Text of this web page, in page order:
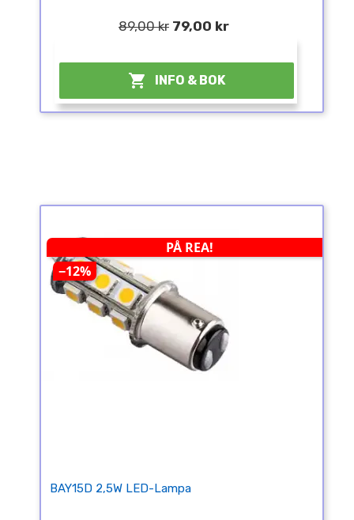
89,00 kr 79,00 kr
 INFO & BOK
PÅ REA!
−12%
BAY15D 2,5W LED-Lampa